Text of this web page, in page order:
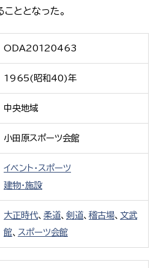
ととなった。
ODA20120463
1965(昭和40)年
中央地域
小田原スポーツ会館
イベント・スポーツ
建物・施設
大正時代、 柔道、 剣道、 稽古場、 文武
館、 スポーツ会館